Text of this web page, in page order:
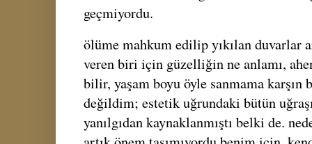
geçmiyordu.
ölüme mahkum edilip yıkılan duvarlar
veren biri için güzelliğin ne anlamı,
bilir, yaşam boyu öyle sanmama karşın
değildim; estetik uğrundaki bütün
yanılgıdan kaynaklanmıştı belki de.